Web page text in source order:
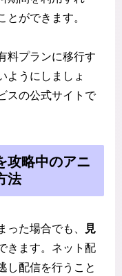
とができます。
料プランに移行す
ようにしましょ
スの公式サイトで
攻略中のアニ
法
った場合でも、
見
きます。ネット配
し配信を行うこと